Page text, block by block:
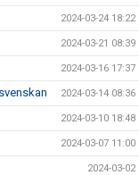
2024-03-24 18:22
2024-03-21 08:39
2024-03-16 17:37
2024-03-14 08:36
2024-03-10 18:48
2024-03-07 11:00
2024-03-02